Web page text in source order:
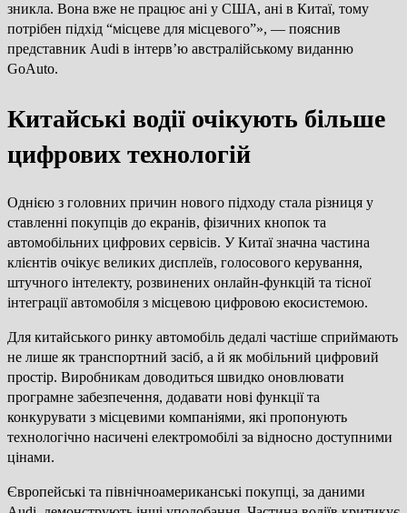
зникла. Вона вже не працює ані у США, ані в Китаї, тому
потрібен підхід “місцеве для місцевого”», — пояснив
представник Audi в інтерв’ю австралійському виданню
GoAuto.
Китайські водії очікують більше
цифрових технологій
Однією з головних причин нового підходу стала різниця у
ставленні покупців до екранів, фізичних кнопок та
автомобільних цифрових сервісів. У Китаї значна частина
клієнтів очікує великих дисплеїв, голосового керування,
штучного інтелекту, розвинених онлайн-функцій та тісної
інтеграції автомобіля з місцевою цифровою екосистемою.
Для китайського ринку автомобіль дедалі частіше сприймають
не лише як транспортний засіб, а й як мобільний цифровий
простір. Виробникам доводиться швидко оновлювати
програмне забезпечення, додавати нові функції та
конкурувати з місцевими компаніями, які пропонують
технологічно насичені електромобілі за відносно доступними
цінами.
Європейські та північноамериканські покупці, за даними